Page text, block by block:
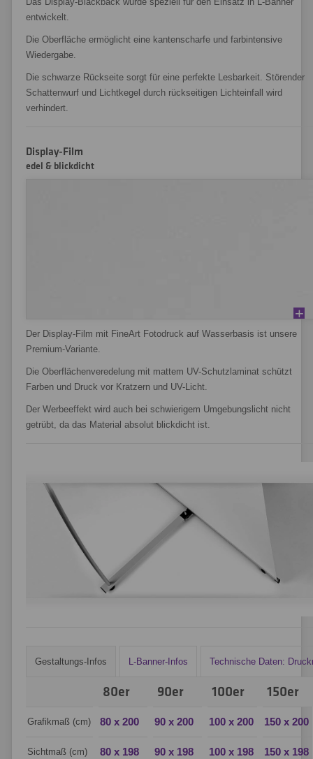
entwickelt.
Die Oberfläche ermöglicht eine kantenscharfe und farbintensive
Wiedergabe.
Die schwarze Rückseite sorgt für eine perfekte Lesbarkeit. Störender
Schattenwurf und Lichtkegel durch rückseitigen Lichteinfall wird
verhindert.
Display-Film
edel & blickdicht
Der Display-Film mit FineArt Fotodruck auf Wasserbasis ist unsere
Premium-Variante.
Die Oberflächenveredelung mit mattem UV-Schutzlaminat schützt
Farben und Druck vor Kratzern und UV-Licht.
Der Werbeeffekt wird auch bei schwierigem Umgebungslicht nicht
getrübt, da das Material absolut blickdicht ist.
Gestaltungs-Infos L-Banner-Infos Technische Daten:
80er 90er 100er 150er
Grafikmaß (cm) 80 x 200 90 x 200 100 x 200 150 x 200
Sichtmaß (cm) 80 x 198 90 x 198 100 x 198 150 x 198